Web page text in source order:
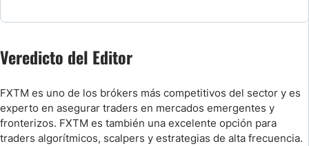
Veredicto del Editor
FXTM es uno de los brókers más competitivos del sector y es
experto en asegurar traders en mercados emergentes y
fronterizos. FXTM es también una excelente opción para
traders algorítmicos, scalpers y estrategias de alta frecuencia.